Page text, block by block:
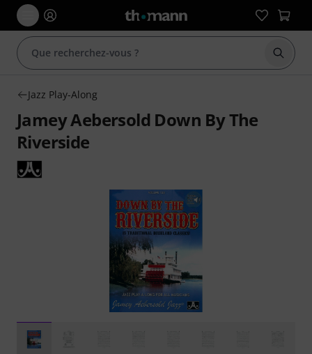
Jazz Play-Along
Jamey Aebersold Down By The
Riverside